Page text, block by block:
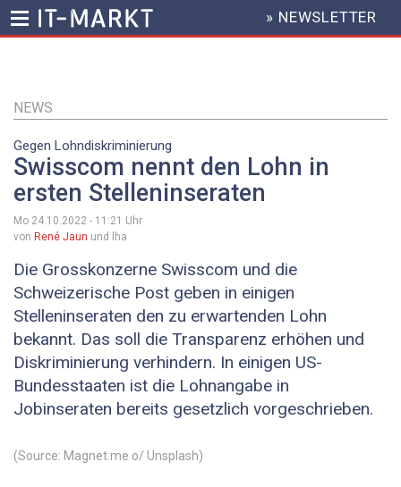
Inhalt
HEADER
MENU
» NEWSLETTER
NEWS
Gegen Lohndiskriminierung
Swisscom nennt den Lohn in
ersten Stelleninseraten
Mo 24.10.2022 - 11:21 Uhr
von René Jaun und lha
Die Grosskonzerne Swisscom und die
Schweizerische Post geben in einigen
Stelleninseraten den zu erwartenden Lohn
bekannt. Das soll die Transparenz erhöhen und
Diskriminierung verhindern. In einigen US-
Bundesstaaten ist die Lohnangabe in
Jobinseraten bereits gesetzlich vorgeschrieben.
(Source: Magnet.me o/ Unsplash)